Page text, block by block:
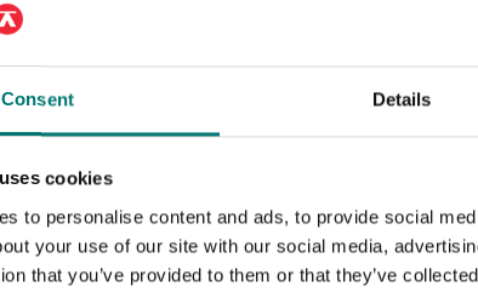
Consent Details
cookies
to personalise content and ads, to provide social
your use of our site with our social media,
that you’ve provided to them or that they’ve